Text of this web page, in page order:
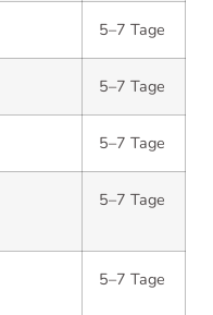
5–7 Tage
5–7 Tage
5–7 Tage
5–7 Tage
5–7 Tage